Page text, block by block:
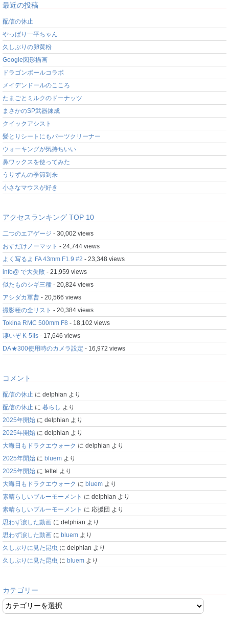
最近の投稿
配信の休止
やっぱり一平ちゃん
久しぶりの卵黄粉
Google図形描画
ドラゴンボールコラボ
メイデンドールのこころ
たまごとミルクのドーナッツ
まさかのSP武器錬成
クイックアシスト
髪とりシートにもパーツクリーナー
ウォーキングが気持ちいい
鼻ワックスを使ってみた
うりずんの季節到来
小さなマウスが好き
アクセスランキング TOP 10
二つのエアゲージ - 30,002 views
おすだけノーマット - 24,744 views
よく写るよ FA 43mm F1.9 #2 - 23,348 views
info@ で大失敗 - 21,959 views
似たものシギ三種 - 20,824 views
アシダカ軍曹 - 20,566 views
撮影種の全リスト - 20,384 views
Tokina RMC 500mm F8 - 18,102 views
凄いぞ K-5IIs - 17,646 views
DA★300使用時のカメラ設定 - 16,972 views
コメント
配信の休止 に delphian より
配信の休止 に 暮らし より
2025年開始 に delphian より
2025年開始 に delphian より
大晦日もドラクエウォーク に delphian より
2025年開始 に bluem より
2025年開始 に teltel より
大晦日もドラクエウォーク に bluem より
素晴らしいブルーモーメント に delphian より
素晴らしいブルーモーメント に 応援団 より
思わず涙した動画 に delphian より
思わず涙した動画 に bluem より
久しぶりに見た昆虫 に delphian より
久しぶりに見た昆虫 に bluem より
カテゴリー